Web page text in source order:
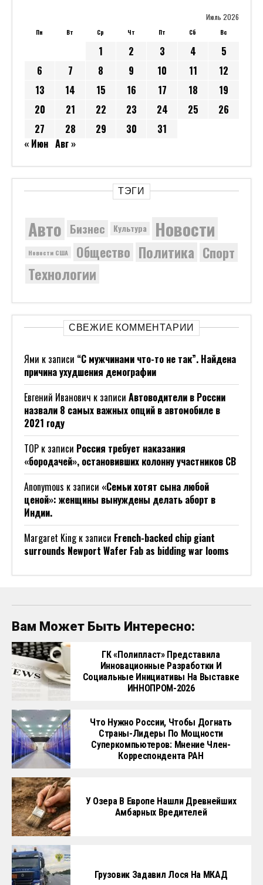
Июль 2026
Пн Вт Ср Чт Пт Сб Вс
1 2 3 4
5
6
7 8 9 10 11
12
13
14 15 16 17 18
19
20
21 22 23 24 25
26
27
28 29 30
31
« Июн Авг »
ТЭГИ
Авто Бизнес Культура Новости
Новости США Общество Политика Спорт
Технологии
СВЕЖИЕ КОММЕНТАРИИ
Ями к записи “С мужчинами что-то не так”. Найдена
причина ухудшения демографии
Евгений Иванович к записи Автоводители в России
назвали 8 самых важных опций в автомобиле в
2021 году
ТОР к записи Россия требует наказания
«бородачей», остановивших колонну участников СВ
Anonymous к записи «Семьи хотят сына любой
ценой»: женщины вынуждены делать аборт в
Индии.
Margaret Kingк записи French-backed chip giant
surrounds Newport Wafer Fab as bidding war looms
Вам Может Быть Интересно:
ГК «Полипласт» Представила
Инновационные Разработки И
Социальные Инициативы На Выставке
ИННОПРОМ-2026
Что Нужно России, Чтобы Догнать
Страны-Лидеры По Мощности
Суперкомпьютеров: Мнение Член-
Корреспондента РАН
У Озера В Европе Нашли Древнейших
Амбарных Вредителей
Грузовик Задавил Лося На МКАД